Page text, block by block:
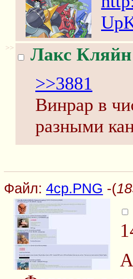
>> Лакс Кляйн
>>3881
Винрар в
разными
Файл: 4ср.PNG -(